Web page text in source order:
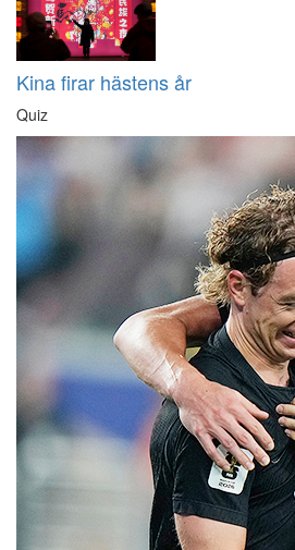
Kina firar hästens år
Quiz